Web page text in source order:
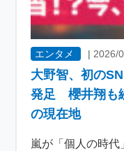
エンタメ |2026/
大野智、初の
発足 櫻井翔も
の現在地
嵐が「個人の時